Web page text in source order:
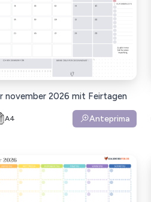
november 2026 mit Feirtagen
A4 Anteprima